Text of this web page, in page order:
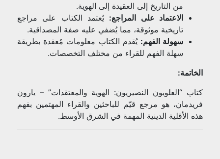
من التاريخ إلى العقيدة إلى الهوية.
الاعتماد على المراجع: يُعتمد الكتاب على مراجع
تاريخية موثوقة، مما يُضفي عليه صفة المصداقية.
سهولة الفهم: يُقدم الكتاب معلومات مُعقدة بطريقة
سهلة الفهم للقراء من مختلف التخصصات.
الخاتمة:
كتاب “العلويون النصيريون: الهوية والمعتقدات” – يارون
فريدمان، هو مرجع قيّم للباحثين والقراء المهتمين بفهم
هذه الأقلية الدينية المهمة في الشرق الأوسط.